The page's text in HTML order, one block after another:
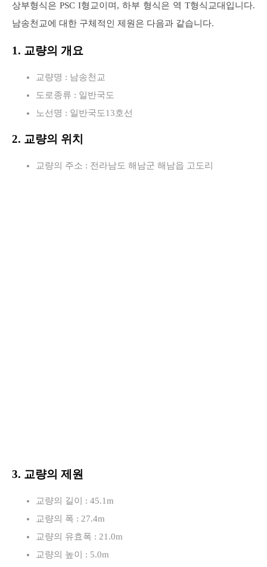
상부형식은 PSC I형교이며, 하부 형식은 역 T형식교대입니다.
남송천교에 대한 구체적인 제원은 다음과 같습니다.
1. 교량의 개요
교량명 : 남송천교
도로종류 : 일반국도
노선명 : 일반국도13호선
2. 교량의 위치
교량의 주소 : 전라남도 해남군 해남읍 고도리
3. 교량의 제원
교량의 길이 : 45.1m
교량의 폭 : 27.4m
교량의 유효폭 : 21.0m
교량의 높이 : 5.0m